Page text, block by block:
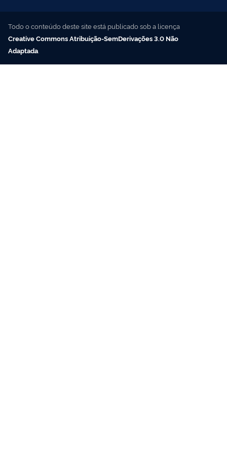
Todo o conteúdo deste site está publicado sob a licença
Creative Commons Atribuição-SemDerivações 3.0 Não
Adaptada